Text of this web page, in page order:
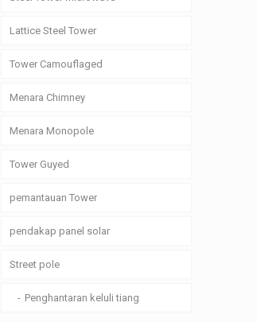
Lattice Steel Tower
Tower Camouflaged
Menara Chimney
Menara Monopole
Tower Guyed
pemantauan Tower
pendakap panel solar
Street pole
Penghantaran keluli tiang